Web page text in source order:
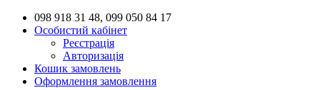
098 918 31 48, 099 050 84 17
Особистий кабінет
Реєстрація
Авторизація
Кошик замовлень
Оформлення замовлення